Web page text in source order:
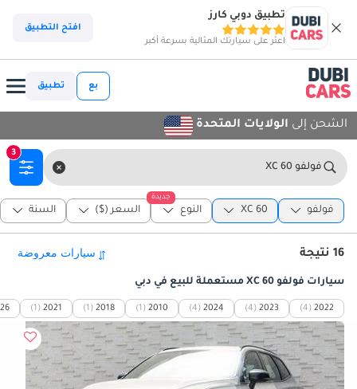
تطبيق دوبي كارز
اعثر على سيارتك المثالية بسرعة أكبر
افتح التطبيق
بع تطبيق
الشحن إلى الولايات المتحدة
فولفو XC 60
3
فولفو XC 60
جديدة
النوع السعر ($) السنة
16 نتيجة
سيارات فولفو XC 60 مستعملة للبيع في دبي
2022
(4)
2023
(4)
2024
(4)
2010
(1)
2018
(1)
2021
(1)